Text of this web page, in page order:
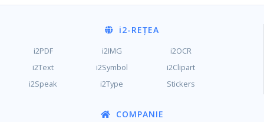
i2-REȚEA
i2PDF i2IMG
i2OCR
i2Text
i2Symbol
i2Clipart
i2Speak
i2Type Stickers
COMPANIE